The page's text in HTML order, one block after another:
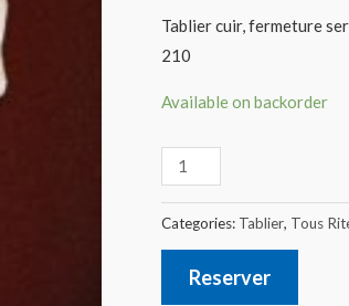
Tablier cuir, fermeture
210
Available on backorder
Categories: Tablier, Tous
Reserver